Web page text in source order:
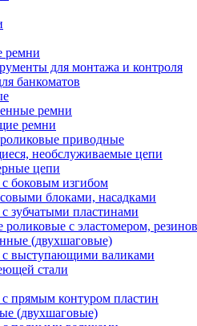
ремни
для монтажа и контроля
банкоматов
ремни
ремни
приводные
необслуживаемые цепи
цепи
боковым изгибом
блоками, насадками
зубчатыми пластинами
с эластомером,
(двухшаговые)
выступающими валиками
стали
прямым контуром пластин
(двухшаговые)